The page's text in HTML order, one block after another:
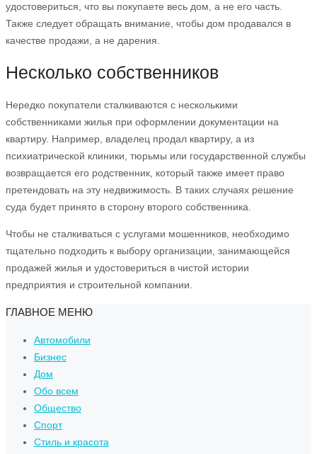
удостовериться, что вы покупаете весь дом, а не его часть.
Также следует обращать внимание, чтобы дом продавался в
качестве продажи, а не дарения.
Несколько собственников
Нередко покупатели сталкиваются с несколькими
собственниками жилья при оформлении документации на
квартиру. Например, владелец продал квартиру, а из
психиатрической клиники, тюрьмы или государственной службы
возвращается его родственник, который также имеет право
претендовать на эту недвижимость. В таких случаях решение
суда будет принято в сторону второго собственника.
Чтобы не сталкиваться с услугами мошенников, необходимо
тщательно подходить к выбору организации, занимающейся
продажей жилья и удостовериться в чистой истории
предприятия и строительной компании.
ГЛАВНОЕ МЕНЮ
Автомобили
Бизнес
Дом
Обо всем
Общество
Спорт
Стиль и красота